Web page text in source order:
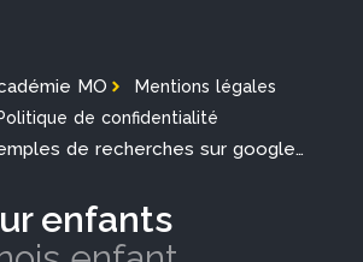
MO
Mentions légales
de confidentialité
de recherches sur google…
enfants